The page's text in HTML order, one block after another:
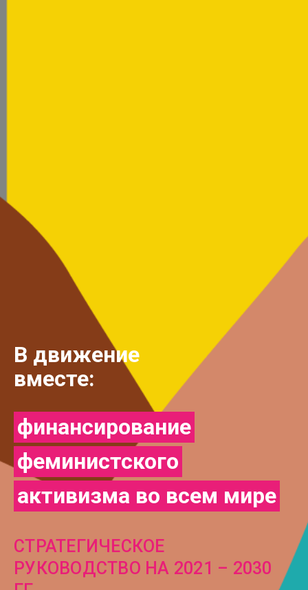
В движение
вместе:
финансирование
феминистского
активизма во всем мире
СТРАТЕГИЧЕСКОЕ
РУКОВОДСТВО НА 2021 – 2030